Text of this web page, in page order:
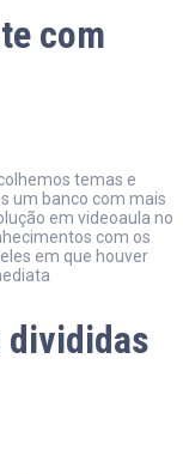
com
temas e
um banco com mais
em videoaula no
com os
em que houver